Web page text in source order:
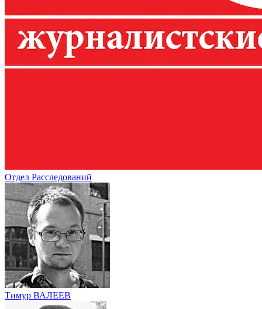
Отдел Расследований
Тимур ВАЛЕЕВ